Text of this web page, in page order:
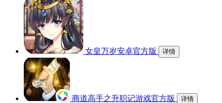
女皇万岁安卓官方版 详情
商道高手之升职记游戏官方版 详情